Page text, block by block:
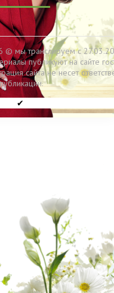
© мы транслируем с
публикуют на сайте
сайта не несет
✔